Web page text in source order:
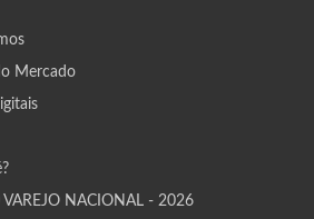
Mercado
VAREJO NACIONAL - 2026